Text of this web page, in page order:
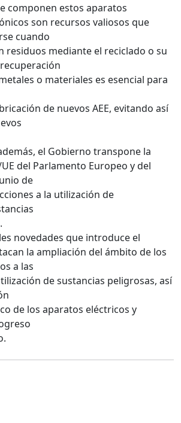
componen estos aparatos
son recursos valiosos que
cuando
residuos mediante el reciclado o su
o materiales es esencial para
de nuevos AEE, evitando así
el Gobierno transpone la
del Parlamento Europeo y del
de
a la utilización de
novedades que introduce el
la ampliación del ámbito de los
a las
de sustancias peligrosas, así
de los aparatos eléctricos y